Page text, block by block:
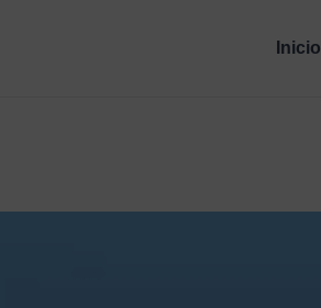
Inicio